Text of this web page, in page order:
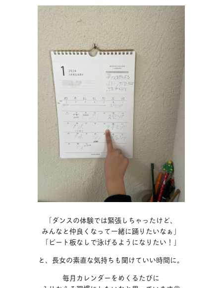
「ダンスの体験では緊張しちゃったけど、
みんなと仲良くなって一緒に踊りたいなぁ」
「ビート板なしで泳げるようになりたい！」
と、長女の素直な気持ちも聞けていい時間に。
毎月カレンダーをめくるたびに